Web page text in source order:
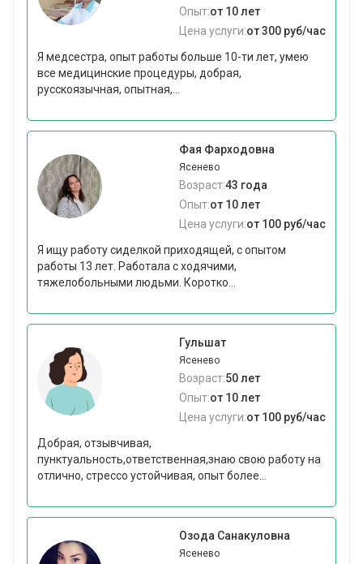
Опыт:от 10 лет
Цена услуги:от 300 руб/час
Я медсестра, опыт работы больше 10-ти лет, умею
все медицинские процедуры, добрая,
русскоязычная, опытная,...
Фая Фарходовна
Ясенево
Возраст:43 года
Опыт:от 10 лет
Цена услуги:от 100 руб/час
Я ищу работу сиделкой приходящей, с опытом
работы 13 лет. Работала с ходячими,
тяжелобольными людьми. Коротко...
Гульшат
Ясенево
Возраст:50 лет
Опыт:от 10 лет
Цена услуги:от 100 руб/час
Добрая, отзывчивая,
пунктуальность,ответственная,знаю свою работу на
отлично, стрессо устойчивая, опыт более...
Озода Санакуловна
Ясенево